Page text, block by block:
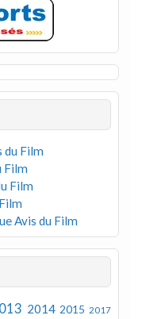
du Film
Film
Film
Avis du Film
2014 2015 2017